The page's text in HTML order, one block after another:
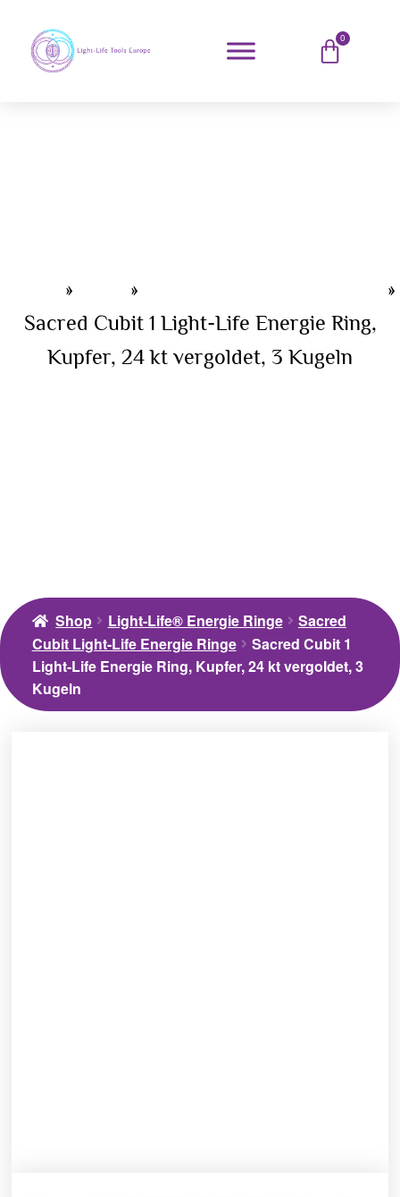
0
» »
»
Sacred Cubit 1 Light-Life Energie Ring,
Kupfer, 24 kt vergoldet, 3 Kugeln
Shop Light-Life® Energie Ringe
Sacred
Cubit Light-Life Energie Ringe
Sacred Cubit 1
Light-Life Energie Ring, Kupfer, 24 kt vergoldet, 3
Kugeln